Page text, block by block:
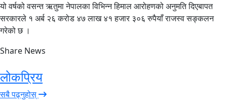
यो वर्षको वसन्त ऋतुमा नेपालका विभिन्न हिमाल आरोहणको अनुमति दिएबापत
सरकारले १ अर्ब २६ करोड ४७ लाख ४१ हजार ३०६ रुपैयाँ राजस्व सङ्कलन
गरेको छ ।
Share News
लोकप्रिय
सबै पढ्नुहोस्